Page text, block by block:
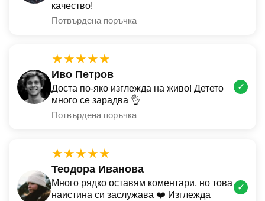
качество!
Потвърдена поръчка
★★★★★
Иво Петров
Доста по-яко изглежда на живо! Детето
много се зарадва 👌
Потвърдена поръчка
✓
★★★★★
Теодора Иванова
Много рядко оставям коментари, но това
наистина си заслужава ❤️ Изглежда
✓